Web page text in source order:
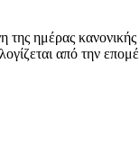
της ημέρας
από την